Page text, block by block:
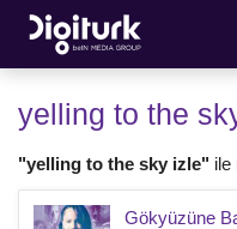
yelling to the
"yelling to the sky izle" ile
Gökyüzüne